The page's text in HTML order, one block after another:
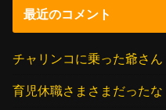
最近のコメント
チャリンコに乗った爺さん
育児休職さまさまだったな